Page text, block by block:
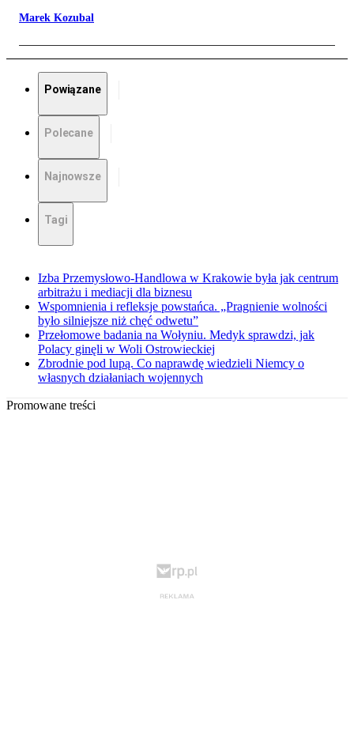
Marek Kozubal
Powiązane
Polecane
Najnowsze
Tagi
Izba Przemysłowo-Handlowa w Krakowie była jak centrum
arbitrażu i mediacji dla biznesu
Wspomnienia i refleksje powstańca. „Pragnienie wolności
było silniejsze niż chęć odwetu”
Przełomowe badania na Wołyniu. Medyk sprawdzi, jak
Polacy ginęli w Woli Ostrowieckiej
Zbrodnie pod lupą. Co naprawdę wiedzieli Niemcy o
własnych działaniach wojennych
Promowane treści